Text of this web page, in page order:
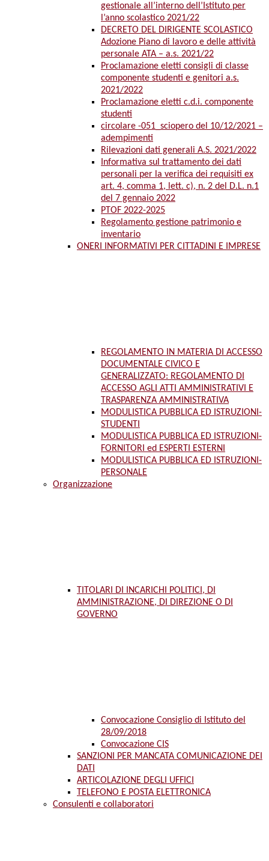
gestionale all’interno dell’Istituto per
l’anno scolastico 2021/22
DECRETO DEL DIRIGENTE SCOLASTICO
Adozione Piano di lavoro e delle attività
personale ATA – a.s. 2021/22
Proclamazione eletti consigli di classe
componente studenti e genitori a.s.
2021/2022
Proclamazione eletti c.d.i. componente
studenti
circolare -051_sciopero del 10/12/2021 –
adempimenti
Rilevazioni dati generali A.S. 2021/2022
Informativa sul trattamento dei dati
personali per la verifica dei requisiti ex
art. 4, comma 1, lett. c), n. 2 del D.L. n.1
del 7 gennaio 2022
PTOF 2022-2025
Regolamento gestione patrimonio e
inventario
ONERI INFORMATIVI PER CITTADINI E IMPRESE
REGOLAMENTO IN MATERIA DI ACCESSO
DOCUMENTALE CIVICO E
GENERALIZZATO: REGOLAMENTO DI
ACCESSO AGLI ATTI AMMINISTRATIVI E
TRASPARENZA AMMINISTRATIVA
MODULISTICA PUBBLICA ED ISTRUZIONI-
STUDENTI
MODULISTICA PUBBLICA ED ISTRUZIONI-
FORNITORI ed ESPERTI ESTERNI
MODULISTICA PUBBLICA ED ISTRUZIONI-
PERSONALE
Organizzazione
TITOLARI DI INCARICHI POLITICI, DI
AMMINISTRAZIONE, DI DIREZIONE O DI
GOVERNO
Convocazione Consiglio di Istituto del
28/09/2018
Convocazione CIS
SANZIONI PER MANCATA COMUNICAZIONE DEI
DATI
ARTICOLAZIONE DEGLI UFFICI
TELEFONO E POSTA ELETTRONICA
Consulenti e collaboratori